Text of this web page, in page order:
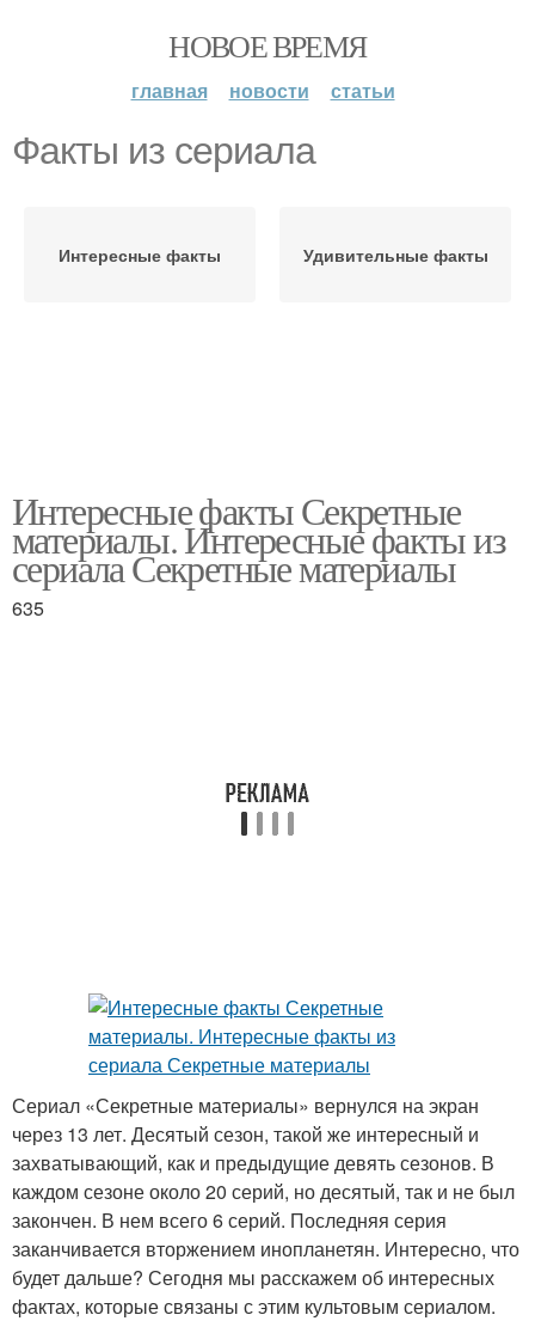
НОВОЕ ВРЕМЯ
главная новости статьи
Факты из сериала
Интересные факты Удивительные факты
Интересные факты Секретные
материалы. Интересные факты из
сериала Секретные материалы
635
Сериал «Секретные материалы» вернулся на экран
через 13 лет. Десятый сезон, такой же интересный и
захватывающий, как и предыдущие девять сезонов. В
каждом сезоне около 20 серий, но десятый, так и не был
закончен. В нем всего 6 серий. Последняя серия
заканчивается вторжением инопланетян. Интересно, что
будет дальше? Сегодня мы расскажем об интересных
фактах, которые связаны с этим культовым сериалом.